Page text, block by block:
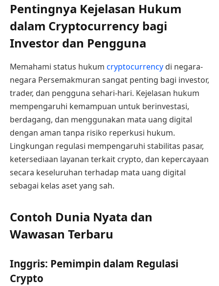
Pentingnya Kejelasan Hukum
dalam Cryptocurrency bagi
Investor dan Pengguna
Memahami status hukum cryptocurrency di negara-
negara Persemakmuran sangat penting bagi investor,
trader, dan pengguna sehari-hari. Kejelasan hukum
mempengaruhi kemampuan untuk berinvestasi,
berdagang, dan menggunakan mata uang digital
dengan aman tanpa risiko reperkusi hukum.
Lingkungan regulasi mempengaruhi stabilitas pasar,
ketersediaan layanan terkait crypto, dan kepercayaan
secara keseluruhan terhadap mata uang digital
sebagai kelas aset yang sah.
Contoh Dunia Nyata dan
Wawasan Terbaru
Inggris: Pemimpin dalam Regulasi
Crypto